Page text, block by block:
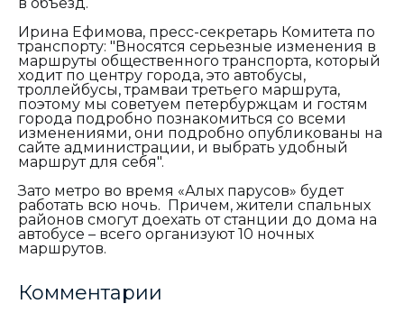
Ирина Ефимова, пресс-секретарь Комитета по
транспорту: "Вносятся серьезные изменения в
маршруты общественного транспорта, который
ходит по центру города, это автобусы,
троллейбусы, трамваи третьего маршрута,
поэтому мы советуем петербуржцам и гостям
города подробно познакомиться со всеми
изменениями, они подробно опубликованы на
сайте администрации, и выбрать удобный
маршрут для себя".
Зато метро во время «Алых парусов» будет
работать всю ночь. Причем, жители спальных
районов смогут доехать от станции до дома на
автобусе – всего организуют 10 ночных
маршрутов.
Комментарии